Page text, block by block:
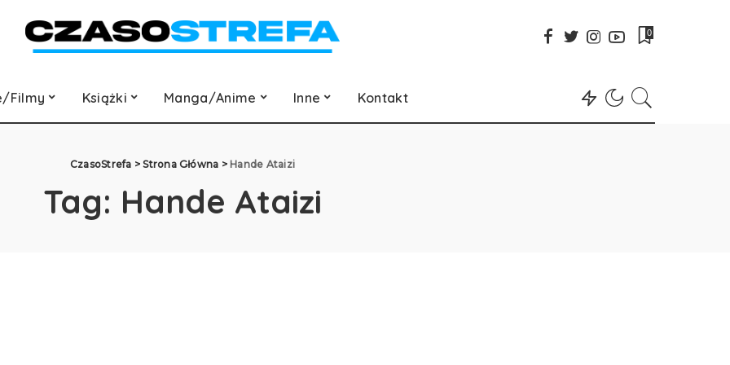
0
Filmy Książki Manga/Anime Inne Kontakt
CzasoStrefa >Strona Główna > Hande Ataizi
Tag: Hande Ataizi